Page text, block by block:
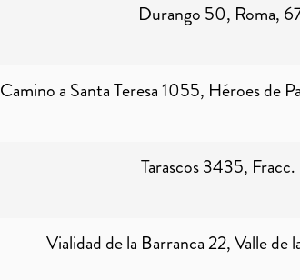
Durango 50, Roma,
Camino a Santa Teresa 1055, Héroes de
Tarascos 3435,
Vialidad de la Barranca 22, Valle